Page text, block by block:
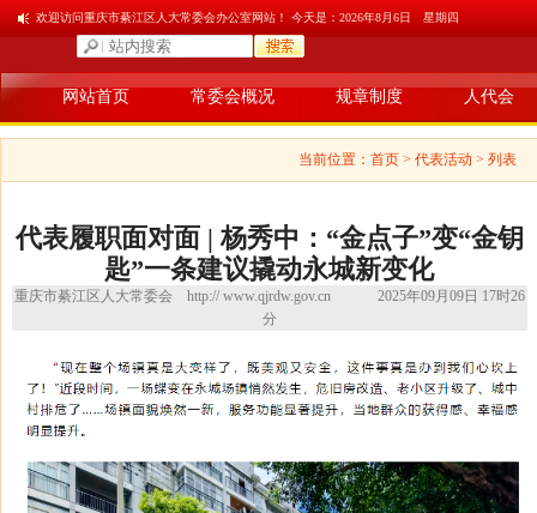
欢迎访问重庆市綦江区人大常委会办公室网站！ 今天是： 2026年8月6日 星期四
网站首页 常委会概况 规章制度 人代会
当前位置： 首页 > 代表活动 > 列表
代表履职面对面 | 杨秀中：“金点子”变“金钥
匙”一条建议撬动永城新变化
重庆市綦江区人大常委会 http:// www.qjrdw.gov.cn
2025年09月09日 17时26
分